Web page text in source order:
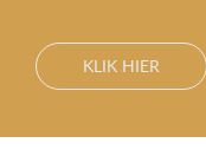
KLIK HIER